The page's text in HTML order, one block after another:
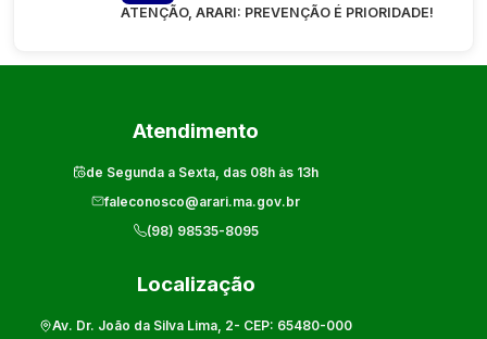
ATENÇÃO, ARARI: PREVENÇÃO É PRIORIDADE!
Atendimento
de Segunda a Sexta, das 08h às 13h
faleconosco@arari.ma.gov.br
(98) 98535-8095
Localização
Av. Dr. João da Silva Lima, 2- CEP: 65480-000